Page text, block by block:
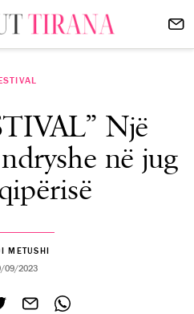
Një
në jug
METUSHI
09/2023